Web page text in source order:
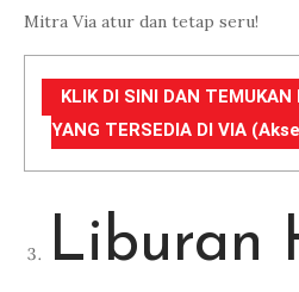
Mitra Via atur dan tetap seru!
KLIK DI SINI DAN
YANG TERSEDIA DI VIA
Liburan